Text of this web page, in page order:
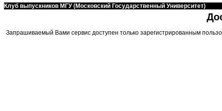
Клуб выпускников МГУ (Московский Государственный Университет)
Запрашиваемый Вами сервис доступен только зарегистрированным